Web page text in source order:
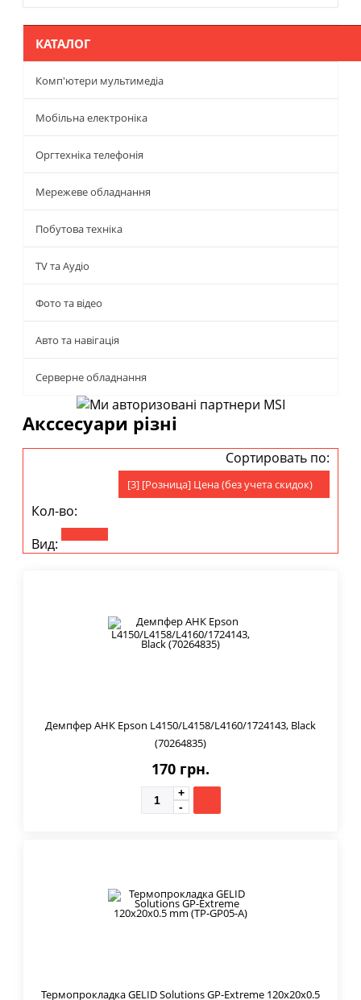
КАТАЛОГ
Комп'ютери мультимедіа
Мобільна електроніка
Оргтехніка телефонія
Мережеве обладнання
Побутова техніка
TV та Аудіо
Фото та відео
Авто та навігація
Серверне обладнання
Акссесуари різні
Сортировать по:
[3] [Розница] Цена (без учета скидок)
Кол-во:
Вид:
Демпфер АНК Epson L4150/L4158/L4160/1724143, Black
(70264835)
170 грн.
Термопрокладка GELID Solutions GP-Extreme 120x20x0.5